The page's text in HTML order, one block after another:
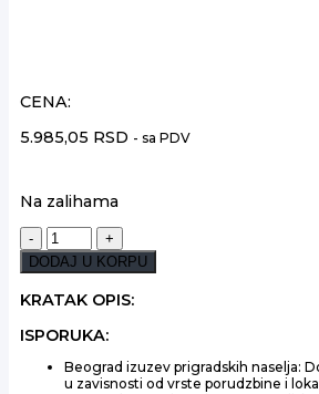
CENA:
5.985,05 RSD - sa PDV
Na zalihama
ETSU
JAPANESE
GIN
ORANGE
količina
DODAJ U KORPU
KRATAK OPIS:
ISPORUKA:
Beograd izuzev prigradskih naselja:
u zavisnosti od vrste porudzbine i